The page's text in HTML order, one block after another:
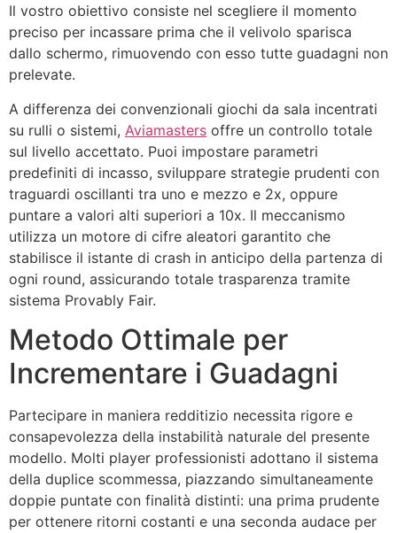
Il vostro obiettivo consiste nel scegliere il momento
preciso per incassare prima che il velivolo sparisca
dallo schermo, rimuovendo con esso tutte guadagni non
prelevate.
A differenza dei convenzionali giochi da sala incentrati
su rulli o sistemi, Aviamasters offre un controllo totale
sul livello accettato. Puoi impostare parametri
predefiniti di incasso, sviluppare strategie prudenti con
traguardi oscillanti tra uno e mezzo e 2x, oppure
puntare a valori alti superiori a 10x. Il meccanismo
utilizza un motore di cifre aleatori garantito che
stabilisce il istante di crash in anticipo della partenza di
ogni round, assicurando totale trasparenza tramite
sistema Provably Fair.
Metodo Ottimale per
Incrementare i Guadagni
Partecipare in maniera redditizio necessita rigore e
consapevolezza della instabilità naturale del presente
modello. Molti player professionisti adottano il sistema
della duplice scommessa, piazzando simultaneamente
doppie puntate con finalità distinti: una prima prudente
per ottenere ritorni costanti e una seconda audace per